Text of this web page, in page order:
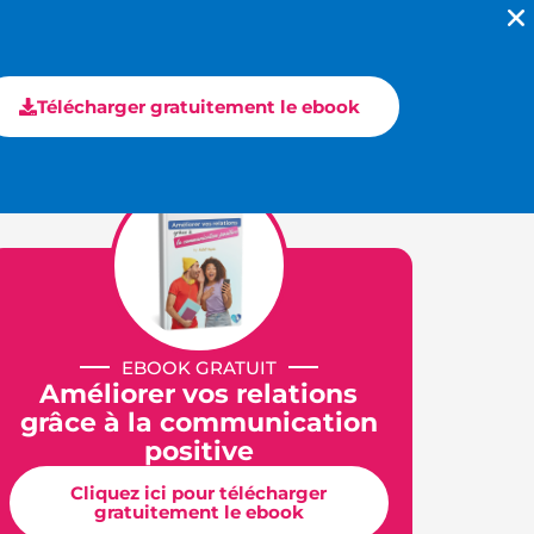
EBOOK GRATUIT
Améliorer vos relations
grâce à la communication
positive
Cliquez ici pour télécharger
gratuitement le ebook
Télécharger gratuitement le ebook